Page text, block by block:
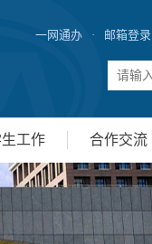
一网通办 · 邮箱登录
工作 合作交流